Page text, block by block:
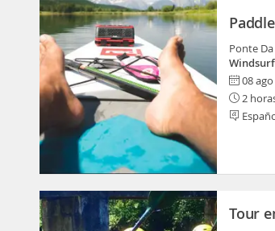
Ponte
Windsurf
08
2
Tour